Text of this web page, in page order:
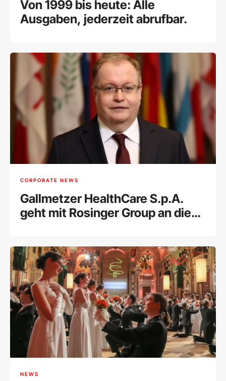
Von 1999 bis heute: Alle
Ausgaben, jederzeit abrufbar.
CORPORATE NEWS
Gallmetzer HealthCare S.p.A.
geht mit Rosinger Group an die
NEWS